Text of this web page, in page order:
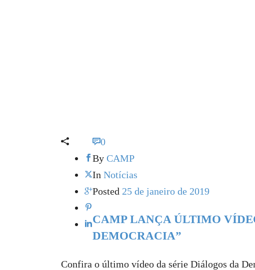
0
By CAMP
In Notícias
Posted 25 de janeiro de 2019
CAMP LANÇA ÚLTIMO
DEMOCRACIA”
Confira o último vídeo da série Diálogos da